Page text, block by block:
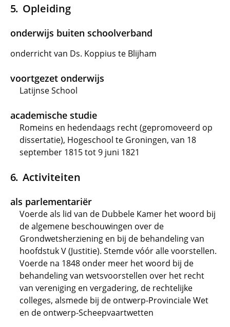
Opleiding
onderwijs buiten schoolverband
onderricht van Ds. Koppius te Blijham
voortgezet onderwijs
Latijnse School
academische studie
Romeins en hedendaags recht (gepromoveerd op
dissertatie), Hogeschool te Groningen, van 18
september 1815 tot 9 juni 1821
Activiteiten
als parlementariër
Voerde als lid van de Dubbele Kamer het woord bij
de algemene beschouwingen over de
Grondwetsherziening en bij de behandeling van
hoofdstuk V (Justitie). Stemde vóór alle voorstellen.
Voerde na 1848 onder meer het woord bij de
behandeling van wetsvoorstellen over het recht
van vereniging en vergadering, de rechtelijke
colleges, alsmede bij de ontwerp-Provinciale Wet
en de ontwerp-Scheepvaartwetten